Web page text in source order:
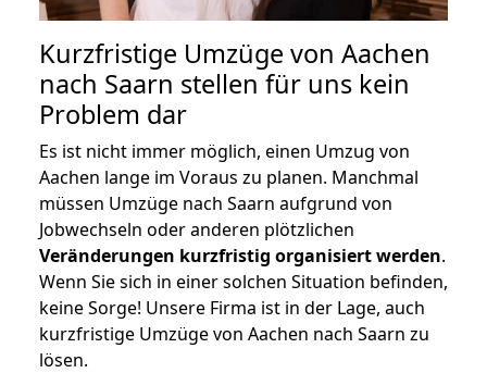
Kurzfristige Umzüge von Aachen
nach Saarn stellen für uns kein
Problem dar
Es ist nicht immer möglich, einen Umzug von
Aachen lange im Voraus zu planen. Manchmal
müssen Umzüge nach Saarn aufgrund von
Jobwechseln oder anderen plötzlichen
Veränderungen kurzfristig organisiert werden.
Wenn Sie sich in einer solchen Situation befinden,
keine Sorge! Unsere Firma ist in der Lage, auch
kurzfristige Umzüge von Aachen nach Saarn zu
lösen.